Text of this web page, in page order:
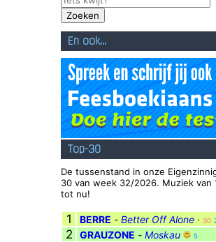
En ook...
Top-30
De tussenstand in onze
30 van week 32/2026. Muziek van
tot nu!
1 BERRE - Better Off Alone · 30
2 GRAUZONE - Moskau 5